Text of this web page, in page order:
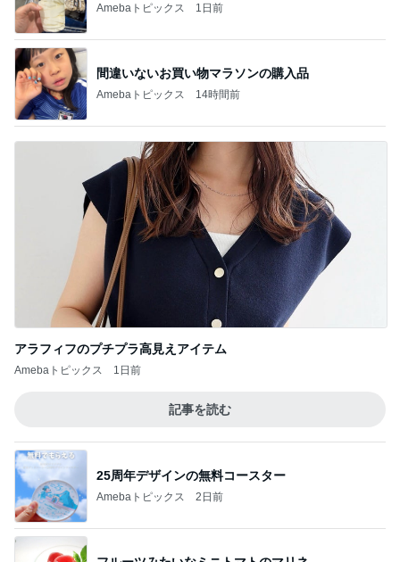
Amebaトピックス 1日前
間違いないお買い物マラソンの購入品
Amebaトピックス 14時間前
アラフィフのプチプラ高見えアイテム
Amebaトピックス 1日前
記事を読む
25周年デザインの無料コースター
Amebaトピックス 2日前